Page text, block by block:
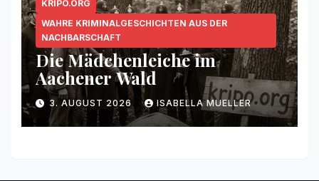
KRIPO.ORG
WAHRE KRIMINALGESCHICHTEN AUS DER
NACHBARSCHAFT
Die Mädchenleiche im
Aachener Wald
3. AUGUST 2026 ISABELLA MUELLER